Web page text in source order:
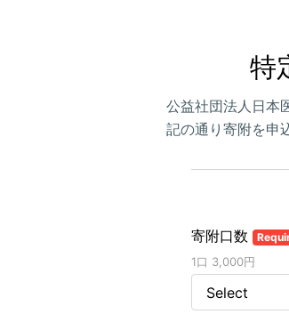
特
公益社団法人日本
記の通り寄附を申
寄附口数
1口 3,000円